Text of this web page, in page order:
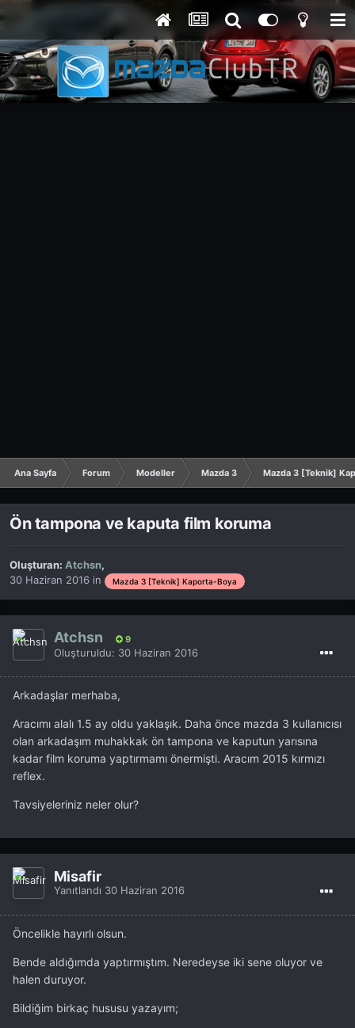
Ana Sayfa Forum Modeller Mazda 3 Mazda 3 [Teknik]
Ön tampona ve kaputa film koruma
Oluşturan: Atchsn,
30 Haziran 2016 in Mazda 3 [Teknik] Kaporta-Boya
Atchsn 9
Oluşturuldu: 30 Haziran 2016
Arkadaşlar merhaba,
Aracımı alalı 1.5 ay oldu yaklaşık. Daha önce mazda 3 kullanıcısı
olan arkadaşım muhakkak ön tampona ve kaputun yarısına
kadar film koruma yaptırmamı önermişti. Aracım 2015 kırmızı
reflex.
Tavsiyeleriniz neler olur?
Misafir
Yanıtlandı 30 Haziran 2016
Öncelikle hayırlı olsun.
Bende aldığımda yaptırmıştım. Neredeyse iki sene oluyor ve
halen duruyor.
Bildiğim birkaç hususu yazayım;